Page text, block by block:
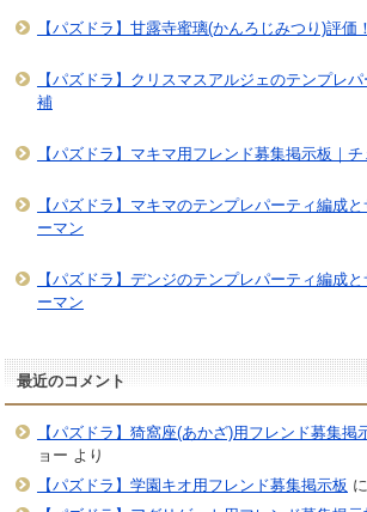
【パズドラ】甘露寺蜜璃(かんろじみつり)評価
【パズドラ】クリスマスアルジェのテンプレ
補
【パズドラ】マキマ用フレンド募集掲示板｜
【パズドラ】マキマのテンプレパーティ編成
ーマン
【パズドラ】デンジのテンプレパーティ編成
ーマン
最近のコメント
【パズドラ】猗窩座(あかざ)用フレンド募集掲
ョー より
【パズドラ】学園キオ用フレンド募集掲示板 に